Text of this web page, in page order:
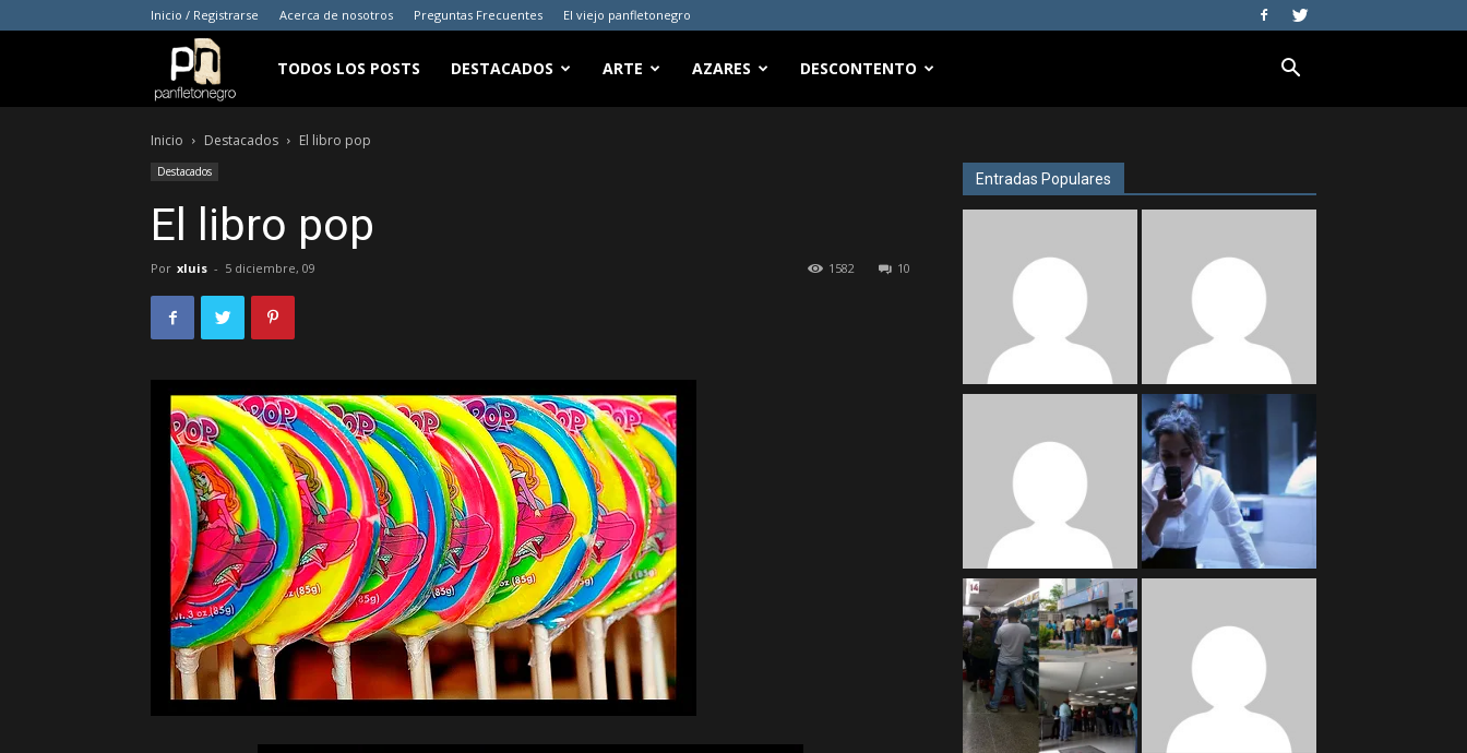
Inicio / Registrarse Acerca de nosotros Preguntas Frecuentes El viejo panfletonegro
panfletonegro
TODOS LOS POSTS DESTACADOS ARTE AZARES DESCONTENTO
Inicio Destacados El libro pop
Destacados
El libro pop
Por xluis - 5 diciembre, 09 10
1582
Entradas Populares